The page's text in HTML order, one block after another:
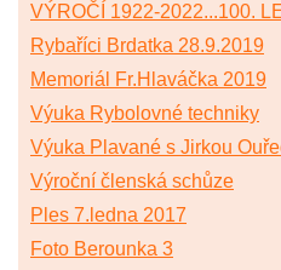
VÝROČÍ 1922-2022...100.
Rybaříci Brdatka 28.9.2019
Memoriál Fr.Hlaváčka 2019
Výuka Rybolovné techniky
Výuka Plavané s Jirkou
Výroční členská schůze
Ples 7.ledna 2017
Foto Berounka 3